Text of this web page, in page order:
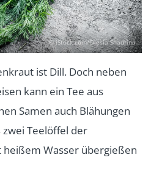
© iStock.com/Olesia Shadrina
ist Dill. Doch neben
kann ein Tee aus
Samen auch Blähungen
Teelöffel der
Wasser übergießen